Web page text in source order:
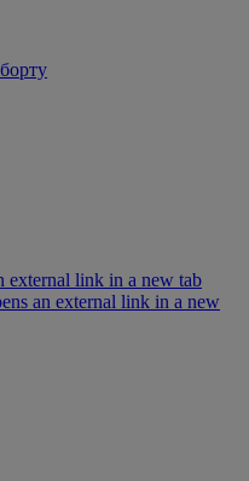
external link in a new tab
an external link in a new